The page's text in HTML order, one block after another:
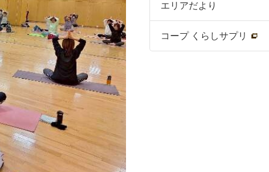
エリアだより
コープ くらしサプリ